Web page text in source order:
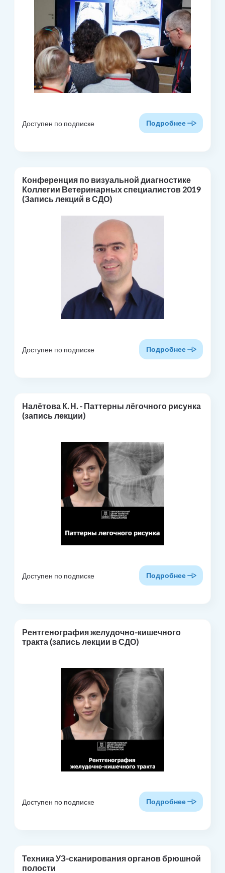
Доступен по подписке Подробнее
Конференция по визуальной диагностике
Коллегии Ветеринарных специалистов 2019
(Запись лекций в СДО)
Доступен по подписке Подробнее
Налётова К. Н. - Паттерны лёгочного рисунка
(запись лекции)
Доступен по подписке Подробнее
Рентгенография желудочно-кишечного
тракта (запись лекции в СДО)
Доступен по подписке Подробнее
Техника УЗ-сканирования органов брюшной
полости